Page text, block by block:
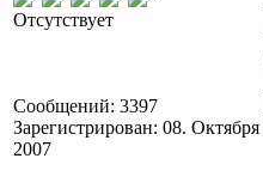
Отсутствует
Сообщений: 3397
Зарегистрирован: 08. Октября
2007